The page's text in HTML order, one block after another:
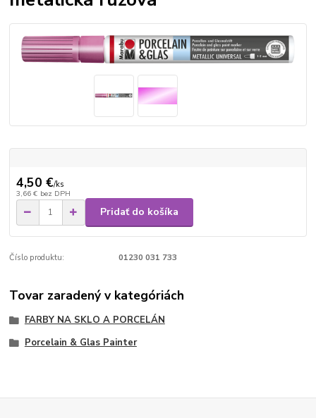
4,50 €/ks
3,66 € bez DPH
Pridať do košíka
Číslo produktu: 01230 031 733
Tovar zaradený v kategóriách
FARBY NA SKLO A PORCELÁN
Porcelain & Glas Painter